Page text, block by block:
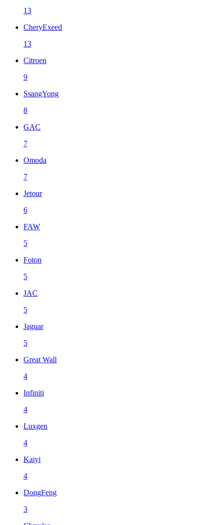
13
CheryExeed
13
Citroen
9
SsangYong
8
GAC
7
Omoda
7
Jetour
6
FAW
5
Foton
5
JAC
5
Jaguar
5
Great Wall
4
Infiniti
4
Luxgen
4
Kaiyi
4
DongFeng
3